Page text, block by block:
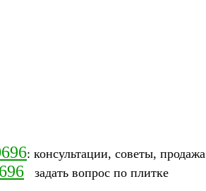
: консультации, советы, продажа
задать вопрос по плитке